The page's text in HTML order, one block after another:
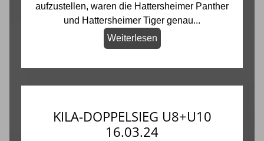
aufzustellen, waren die Hattersheimer Panther
und Hattersheimer Tiger genau...
Weiterlesen
KILA-DOPPELSIEG U8+U10
16.03.24